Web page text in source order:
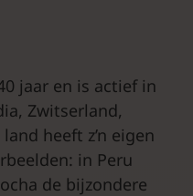
jaar en is actief in
Zwitserland,
heeft z’n eigen
in Peru
de bijzondere